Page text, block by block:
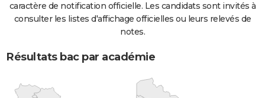
caractère de notification officielle. Les candidats sont invités à
consulter les listes d'affichage officielles ou leurs relevés de
notes.
Résultats bac par académie